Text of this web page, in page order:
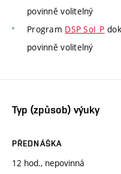
povinně volitelný
Program DSP SoI_P
povinně volitelný
Typ (způsob) výuky
PŘEDNÁŠKA
12 hod., nepovinná